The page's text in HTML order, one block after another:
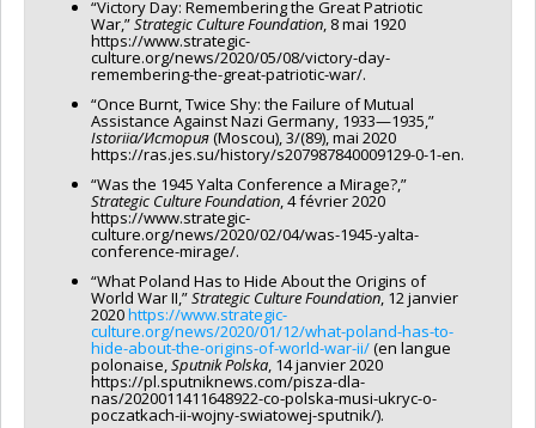
“Victory Day: Remembering the Great Patriotic
War,”Strategic Culture Foundation, 8 mai 1920
https://www.strategic-
culture.org/news/2020/05/08/victory-day-
remembering-the-great-patriotic-war/.
“Once Burnt, Twice Shy: the Failure of Mutual
Assistance Against Nazi Germany, 1933—1935,”
Istoriia/История(Moscou), 3/(89), mai 2020
https://ras.jes.su/history/s207987840009129-0-1-en.
“Was the 1945 Yalta Conference a Mirage?,”
Strategic Culture Foundation, 4 février 2020
https://www.strategic-
culture.org/news/2020/02/04/was-1945-yalta-
conference-mirage/.
“What Poland Has to Hide About the Origins of
World War II,”Strategic Culture Foundation, 12 janvier
2020https://www.strategic-
culture.org/news/2020/01/12/what-poland-has-to-
hide-about-the-origins-of-world-war-ii/(en langue
polonaise,Sputnik Polska, 14 janvier 2020
https://pl.sputniknews.com/pisza-dla-
nas/2020011411648922-co-polska-musi-ukryc-o-
poczatkach-ii-wojny-swiatowej-sputnik/).